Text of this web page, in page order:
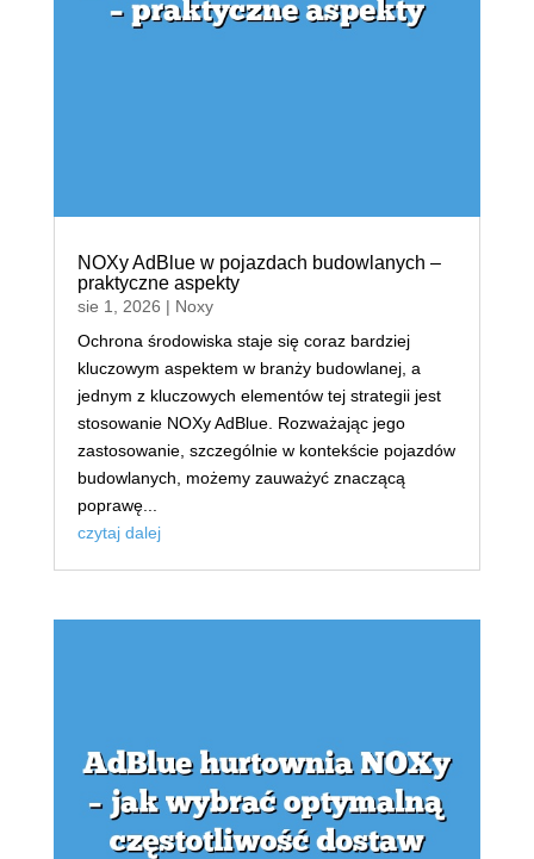
NOXy AdBlue w pojazdach budowlanych –
praktyczne aspekty
sie 1, 2026 | Noxy
Ochrona środowiska staje się coraz bardziej
kluczowym aspektem w branży budowlanej, a
jednym z kluczowych elementów tej strategii jest
stosowanie NOXy AdBlue. Rozważając jego
zastosowanie, szczególnie w kontekście pojazdów
budowlanych, możemy zauważyć znaczącą
poprawę...
czytaj dalej